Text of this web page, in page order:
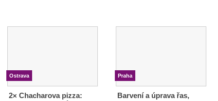
Ostrava
2× Chacharova pizza:
Praha
Barvení a úprava řas,